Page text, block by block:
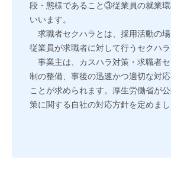
段・態様であること③従業員の就業
いいます。
求職者セクハラとは、採用活動の
従業員が求職者に対して行うセクハラ
事業主は、カスハラ対策・求職者
制の整備、事後の迅速かつ適切な対
ことが求められます。厚生労働省が
策に関する自社の対応方針を定めまし